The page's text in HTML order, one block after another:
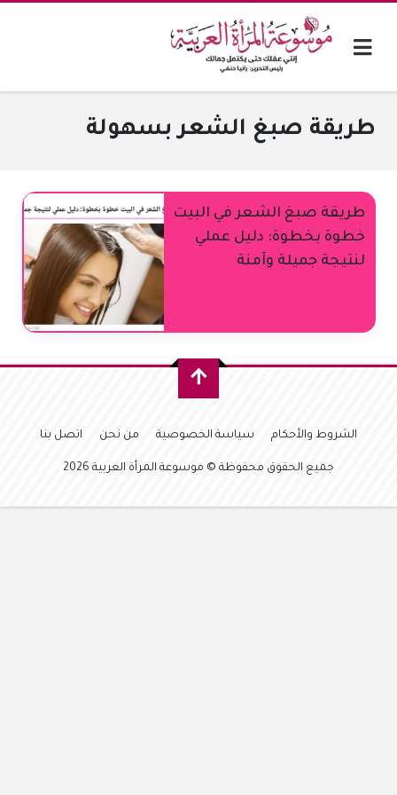
طريقة صبغ الشعر بسهولة
طريقة صبغ الشعر في البيت
خطوة بخطوة: دليل عملي
لنتيجة جميلة وآمنة
الشروط والأحكام سياسة الخصوصية من نحن اتصل بنا
جميع الحقوق محفوظة © موسوعة المرأة العربية 2026